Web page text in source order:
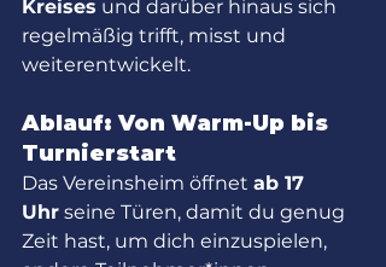
Kreises und darüber hinaus sich
regelmäßig trifft, misst und
weiterentwickelt.
Ablauf: Von Warm-Up bis
Turnierstart
Das Vereinsheim öffnet ab 17
Uhr seine Türen, damit du genug
Zeit hast, um dich einzuspielen,